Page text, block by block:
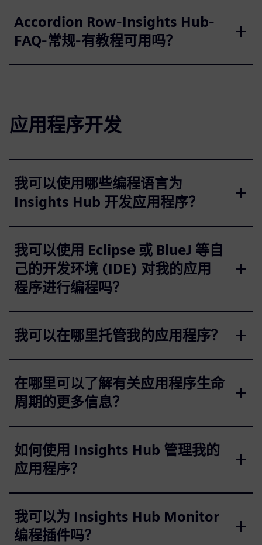
Accordion Row-Insights Hub-
FAQ-常规-有教程可用吗？
应用程序开发
我可以使用哪些编程语言为
Insights Hub 开发应用程序？
我可以使用 Eclipse 或 BlueJ 等自
己的开发环境 (IDE) 对我的应用
程序进行编程吗？
我可以在哪里托管我的应用程序？
在哪里可以了解有关应用程序生命
周期的更多信息？
如何使用 Insights Hub 管理我的
应用程序？
我可以为 Insights Hub Monitor
编程插件吗？